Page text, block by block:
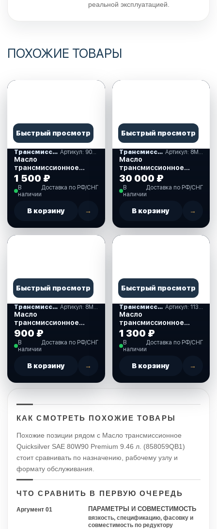
реальной эксплуатацией.
ПОХОЖИЕ ТОВАРЫ
Быстрый просмотр
Трансмиссионные масла Артикул: 90790BS80700
Масло
трансмиссионное
YAMALUBE GEAR OIL
SAE 90 GL-4, 750 мл.
(90790BS80700)
1 500 ₽
В
наличии
Доставка по РФ/СНГ
В корзину →
Быстрый просмотр
Трансмиссионные масла Артикул: 8M0219577
Масло
трансмиссионное
Quicksilver SAE 90 High
performance 10 л.
(8M0219577)
30 000 ₽
В
наличии
Доставка по РФ/СНГ
В корзину →
Быстрый просмотр
Трансмиссионные масла Артикул: 8M0121963
Масло
трансмиссионное
QUICKSILVER SAE
80W90 PREMIUM, 237
мл. (8M0121963)
900 ₽
В
наличии
Доставка по РФ/СНГ
В корзину →
Быстрый просмотр
Трансмиссионные масла Артикул: 113262
Масло
трансмиссионное
MOTUL TRANSLUBE
SAE90 (0,35л) VN
минеральное (113262)
1 300 ₽
В
наличии
Доставка по РФ/СНГ
В корзину →
КАК СМОТРЕТЬ ПОХОЖИЕ ТОВАРЫ
Похожие позиции рядом с Масло трансмиссионное
Quicksilver SAE 80W90 Premium 9.46 л. (858059QB1)
стоит сравнивать по назначению, рабочему узлу и
формату обслуживания.
ЧТО СРАВНИТЬ В ПЕРВУЮ ОЧЕРЕДЬ
Аргумент 01 ПАРАМЕТРЫ И СОВМЕСТИМОСТЬ
вязкость, спецификацию, фасовку и
совместимость по редуктору